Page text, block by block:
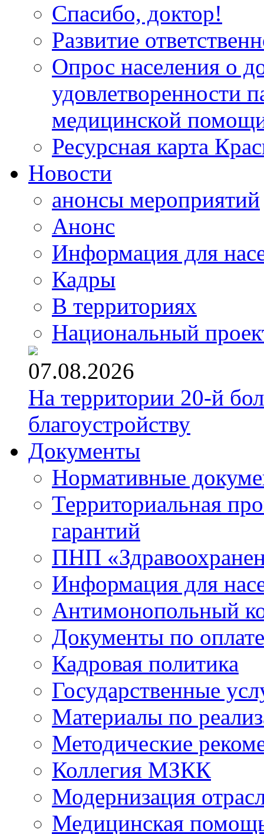
Спасибо, доктор!
Развитие
Опрос населения о
удовлетворенности
медицинской
Ресурсная карта
Новости
анонсы мероприятий
Анонс
Информация для
Кадры
В территориях
Национальный
07.08.2026
На территории 20-й
благоустройству
Документы
Нормативные
Территориальная
гарантий
ПНП
Информация для
Антимонопольный
Документы по
Кадровая политика
Государственные
Материалы по
Методические
Коллегия МЗКК
Модернизация
Медицинская